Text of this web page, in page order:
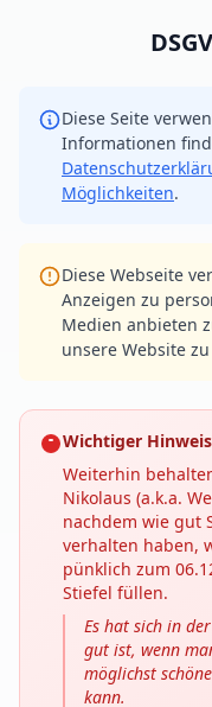
Diese Seite
Informationen
Möglichkeiten.
Diese Webseite
Anzeigen zu
Medien anbieten
unsere Website
Wichtiger
Weiterhin
Nikolaus (a.k.a.
nachdem wie gut
verhalten haben,
pünklich zum
Stiefel füllen.
Es hat sich in
gut ist, wenn
möglichst
kann.